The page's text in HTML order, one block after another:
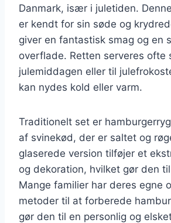
Danmark, især i juletiden.
er kendt for sin søde og
giver en fantastisk smag og en
overflade. Retten serveres ofte
julemiddagen eller til
kan nydes kold eller varm.
Traditionelt set er
af svinekød, der er saltet og
glaserede version tilføjer et
og dekoration, hvilket gør den
Mange familier har deres egne
metoder til at forberede
gør den til en personlig og